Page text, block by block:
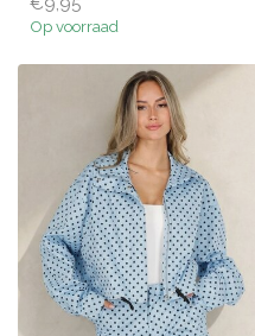
Op voorraad